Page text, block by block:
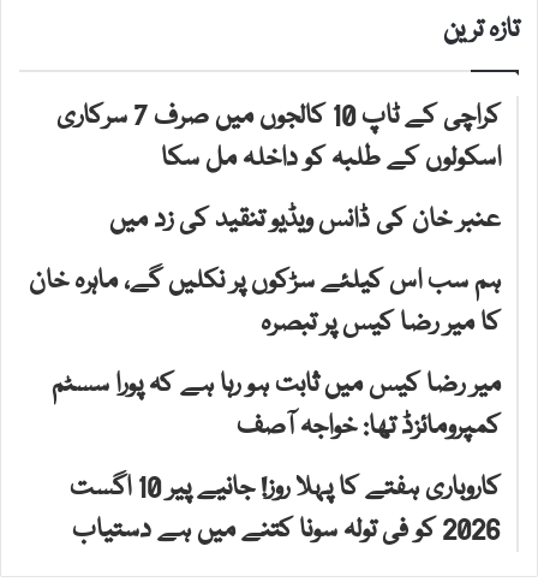
تازہ ترین
کراچی کے ٹاپ 10 کالجوں میں صرف 7 سرکاری
اسکولوں کے طلبہ کو داخلہ مل سکا
عنبر خان کی ڈانس ویڈیو تنقید کی زد میں
ہم سب اس کیلئے سڑکوں پر نکلیں گے، ماہرہ خان
کا میر رضا کیس پر تبصرہ
میر رضا کیس میں ثابت ہو رہا ہے کہ پورا سسٹم
کمپرومائزڈ تھا: خواجہ آصف
کاروباری ہفتے کا پہلا روز! جانیے پیر 10 اگست
2026 کو فی تولہ سونا کتنے میں ہے دستیاب